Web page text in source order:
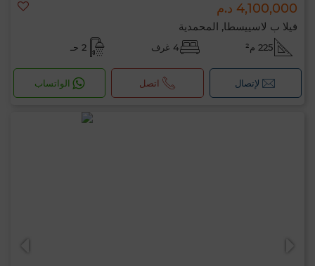
4,100,000 د.م
فيلا ب لاسييسطا, المحمدية
225 م² 4 غرف 2 حـ
لإتصال اتصل الواتساب
مرحبًا، أنا MIA. ما المعيار الذي ترغب في تطبيقه